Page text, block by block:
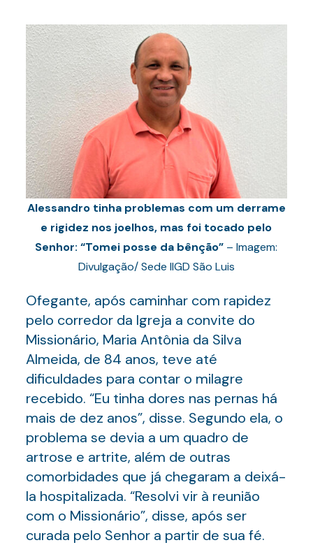
Alessandro tinha problemas com um derrame
e rigidez nos joelhos, mas foi tocado pelo
Senhor: “Tomei posse da bênção” – Imagem:
Divulgação/ Sede IIGD São Luis
Ofegante, após caminhar com rapidez
pelo corredor da Igreja a convite do
Missionário, Maria Antônia da Silva
Almeida, de 84 anos, teve até
dificuldades para contar o milagre
recebido. “Eu tinha dores nas pernas há
mais de dez anos”, disse. Segundo ela, o
problema se devia a um quadro de
artrose e artrite, além de outras
comorbidades que já chegaram a deixá-
la hospitalizada. “Resolvi vir à reunião
com o Missionário”, disse, após ser
curada pelo Senhor a partir de sua fé.